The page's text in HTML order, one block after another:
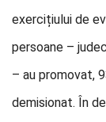
exercițiului de
persoane –
– au promovat,
demisionat. În